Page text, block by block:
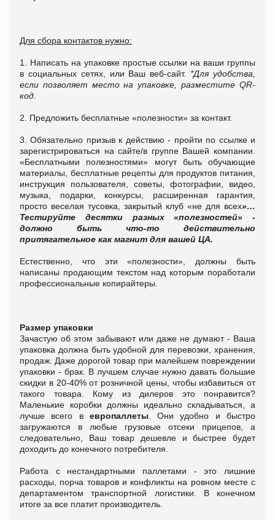
Для сбора контактов нужно:
1. Написать на упаковке простые ссылки на ваши группы
в социальных сетях, или Ваш веб-сайт. *Для удобства,
если позволяет место на упаковке, разместите QR-
код.
2. Предложить бесплатные «полезности» за контакт.
3. Обязательно призыв к действию - пройти по ссылке и
зарегистрироваться на сайте/в группе Вашей компании.
«Бесплатными полезностями» могут быть обучающие
материалы, бесплатные рецепты для продуктов питания,
инструкция пользователя, советы, фотографии, видео,
музыка, подарки, конкурсы, расширенная гарантия,
просто веселая тусовка, закрытый клуб «не для всех»…
Тестируйте десятки разных «полезностей» -
должно быть что-то действительно
притягательное как магнит для вашей ЦА.
Естественно, что эти «полезности», должны быть
написаны продающим текстом над которым поработали
профессиональные копирайтеры.
Размер упаковки
Зачастую об этом забывают или даже не думают - Ваша
упаковка должна быть удобной для перевозки, хранения,
продаж. Даже дорогой товар при малейшем повреждении
упаковки - брак. В лучшем случае нужно давать большие
скидки в 20-40% от розничной цены, чтобы избавиться от
такого товара. Кому из дилеров это понравится?
Маленькие коробки должны идеально складываться, а
лучше всего в европаллеты . Они удобно и быстро
загружаются в любые грузовые отсеки прицепов, а
следовательно, Ваш товар дешевле и быстрее будет
доходить до конечного потребителя.
Работа с нестандартными паллетами - это лишние
расходы, порча товаров и конфликты на ровном месте с
департаментом транспортной логистики. В конечном
итоге за все платит производитель.